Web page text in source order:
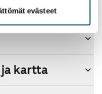
evästeet
kartta